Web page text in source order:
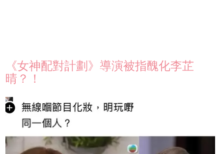
《女神配對計劃》導演被指醜化李芷
晴？！